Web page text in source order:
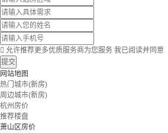
 允许推荐更多优质服务商为您服务 我已阅读并同意
提交
网站地图
热门城市(新房)
周边城市(新房)
杭州房价
推荐楼盘
萧山区房价